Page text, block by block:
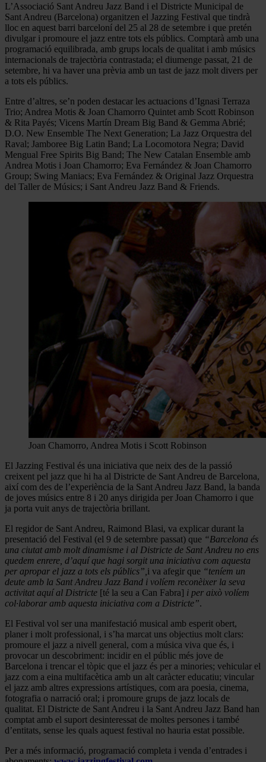
L’Associació Sant Andreu Jazz Band i el Districte Municipal de
Sant Andreu (Barcelona) organitzen el Jazzing Festival que tindrà
lloc en aquest barri barceloní del 25 al 28 de setembre i que pretén
divulgar i promoure el jazz entre tots els públics. Comptarà amb una
programació equilibrada, amb grups locals de qualitat i amb músics
internacionals de trajectòria contrastada; el diumenge passat, 21 de
setembre, hi va haver una prèvia amb un tast de jazz molt divers per
a tots els públics.
Entre d’altres, se’n poden destacar les actuacions d’Ignasi Terraza
Trio; Andrea Motis & Joan Chamorro Quintet amb Scott Robinson
& Rita Payés; Vicens Martín Dream Big Band & Gemma Abrié;
D.O. New Ensemble The Next Generation; La Jazz Orquestra del
Raval; Jamboree Big Latin Band; La Locomotora Negra; David
Mengual Free Spirits Big Band; The New Catalan Ensemble amb
Andrea Motis i Joan Chamorro; Eva Fernández & Joan Chamorro
Group; Swing Maniacs; Eva Fernández & Original Jazz Orquestra
del Taller de Músics; i Sant Andreu Jazz Band & Friends.
Joan Chamorro, Andrea Motis i Scott Robinson
El Jazzing Festival és una iniciativa que neix des de la passió
creixent pel jazz que hi ha al Districte de Sant Andreu de Barcelona,
així com des de l’experiència de la Sant Andreu Jazz Band, la banda
de joves músics entre 8 i 20 anys dirigida per Joan Chamorro i que
ja porta vuit anys de trajectòria brillant.
El regidor de Sant Andreu, Raimond Blasi, va explicar durant la
presentació del Festival (el 9 de setembre passat) que “Barcelona és
una ciutat amb molt dinamisme i al Districte de Sant Andreu no ens
quedem enrere, d’aquí que hagi sorgit una iniciativa com aquesta
per apropar el jazz a tots els públics”, i va afegir que “teníem un
deute amb la Sant Andreu Jazz Band i volíem reconèixer la seva
activitat aquí al Districte [té la seu a Can Fabra] i per això volíem
col·laborar amb aquesta iniciativa com a Districte”.
El Festival vol ser una manifestació musical amb esperit obert,
planer i molt professional, i s’ha marcat uns objectius molt clars:
promoure el jazz a nivell general, com a música viva que és, i
provocar un descobriment: incidir en el públic més jove de
Barcelona i trencar el tòpic que el jazz és per a minories; vehicular el
jazz com a eina multifacètica amb un alt caràcter educatiu; vincular
el jazz amb altres expressions artístiques, com ara poesia, cinema,
fotografia o narració oral; i promoure grups de jazz locals de
qualitat. El Districte de Sant Andreu i la Sant Andreu Jazz Band han
comptat amb el suport desinteressat de moltes persones i també
d’entitats, sense les quals aquest festival no hauria estat possible.
Per a més informació, programació completa i venda d’entrades i